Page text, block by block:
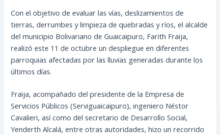
Con el objetivo de evaluar las vías, deslizamientos de
tierras, derrumbes y limpieza de quebradas y ríos, el alcalde
del municipio Bolivariano de Guaicaipuro, Farith Fraija,
realizó este 11 de octubre un despliegue en diferentes
parroquias afectadas por las lluvias generadas durante los
últimos días.
Fraija, acompañado del presidente de la Empresa de
Servicios Públicos(Serviguaicaipuro), ingeniero Néstor
Cavalieri, así como del secretario de Desarrollo Social,
Yenderth Alcalá, entre otras autoridades, hizo un recorrido